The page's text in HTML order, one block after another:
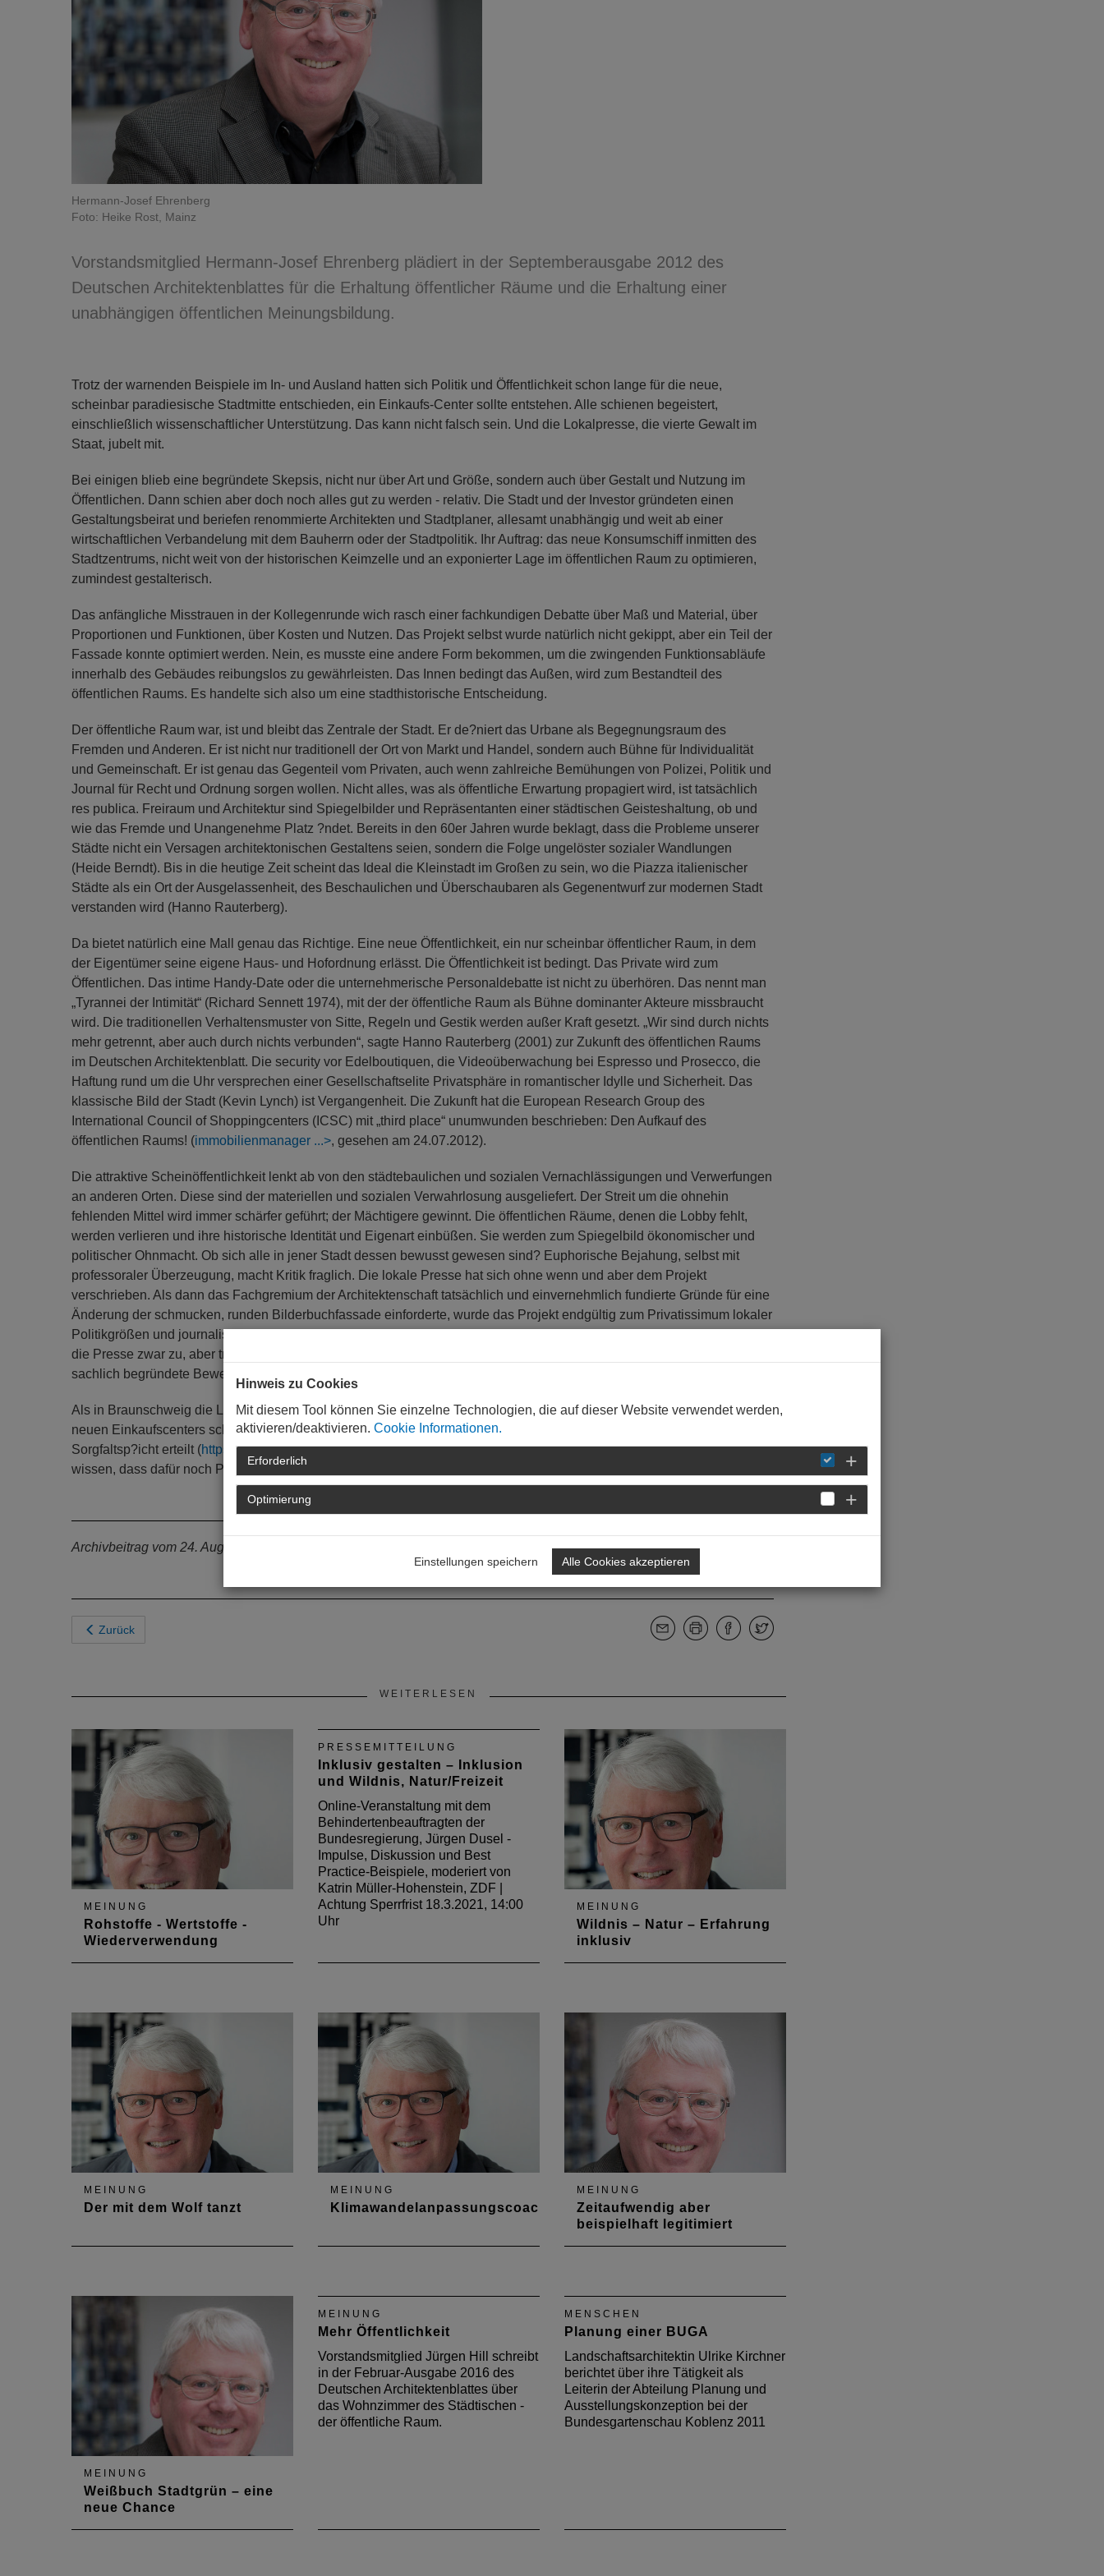
Hermann-Josef Ehrenberg
Foto: Heike Rost, Mainz
Vorstandsmitglied Hermann-Josef Ehrenberg plädiert in der Septemberausgabe 2012 des
Deutschen Architektenblattes für die Erhaltung öffentlicher Räume und die Erhaltung einer
unabhängigen öffentlichen Meinungsbildung.
Trotz der warnenden Beispiele im In- und Ausland hatten sich Politik und Öffentlichkeit schon lange für die neue,
scheinbar paradiesische Stadtmitte entschieden, ein Einkaufs-Center sollte entstehen. Alle schienen begeistert,
einschließlich wissenschaftlicher Unterstützung. Das kann nicht falsch sein. Und die Lokalpresse, die vierte Gewalt im
Staat, jubelt mit.
Bei einigen blieb eine begründete Skepsis, nicht nur über Art und Größe, sondern auch über Gestalt und Nutzung im
Öffentlichen. Dann schien aber doch noch alles gut zu werden - relativ. Die Stadt und der Investor gründeten einen
Gestaltungsbeirat und beriefen renommierte Architekten und Stadtplaner, allesamt unabhängig und weit ab einer
wirtschaftlichen Verbandelung mit dem Bauherrn oder der Stadtpolitik. Ihr Auftrag: das neue Konsumschiff inmitten des
Stadtzentrums, nicht weit von der historischen Keimzelle und an exponierter Lage im öffentlichen Raum zu optimieren,
zumindest gestalterisch.
Das anfängliche Misstrauen in der Kollegenrunde wich rasch einer fachkundigen Debatte über Maß und Material, über
Proportionen und Funktionen, über Kosten und Nutzen. Das Projekt selbst wurde natürlich nicht gekippt, aber ein Teil der
Fassade konnte optimiert werden. Nein, es musste eine andere Form bekommen, um die zwingenden Funktionsabläufe
innerhalb des Gebäudes reibungslos zu gewährleisten. Das Innen bedingt das Außen, wird zum Bestandteil des
öffentlichen Raums. Es handelte sich also um eine stadthistorische Entscheidung.
Der öffentliche Raum war, ist und bleibt das Zentrale der Stadt. Er de?niert das Urbane als Begegnungsraum des
Fremden und Anderen. Er ist nicht nur traditionell der Ort von Markt und Handel, sondern auch Bühne für Individualität
und Gemeinschaft. Er ist genau das Gegenteil vom Privaten, auch wenn zahlreiche Bemühungen von Polizei, Politik und
Journal für Recht und Ordnung sorgen wollen. Nicht alles, was als öffentliche Erwartung propagiert wird, ist tatsächlich
res publica. Freiraum und Architektur sind Spiegelbilder und Repräsentanten einer städtischen Geisteshaltung, ob und
wie das Fremde und Unangenehme Platz ?ndet. Bereits in den 60er Jahren wurde beklagt, dass die Probleme unserer
Städte nicht ein Versagen architektonischen Gestaltens seien, sondern die Folge ungelöster sozialer Wandlungen
(Heide Berndt). Bis in die heutige Zeit scheint das Ideal die Kleinstadt im Großen zu sein, wo die Piazza italienischer
Städte als ein Ort der Ausgelassenheit, des Beschaulichen und Überschaubaren als Gegenentwurf zur modernen Stadt
verstanden wird (Hanno Rauterberg).
Da bietet natürlich eine Mall genau das Richtige. Eine neue Öffentlichkeit, ein nur scheinbar öffentlicher Raum, in dem
der Eigentümer seine eigene Haus- und Hofordnung erlässt. Die Öffentlichkeit ist bedingt. Das Private wird zum
Öffentlichen. Das intime Handy-Date oder die unternehmerische Personaldebatte ist nicht zu überhören. Das nennt man
„Tyrannei der Intimität“ (Richard Sennett 1974), mit der der öffentliche Raum als Bühne dominanter Akteure missbraucht
wird. Die traditionellen Verhaltensmuster von Sitte, Regeln und Gestik werden außer Kraft gesetzt. „Wir sind durch nichts
mehr getrennt, aber auch durch nichts verbunden“, sagte Hanno Rauterberg (2001) zur Zukunft des öffentlichen Raums
im Deutschen Architektenblatt. Die security vor Edelboutiquen, die Videoüberwachung bei Espresso und Prosecco, die
Haftung rund um die Uhr versprechen einer Gesellschaftselite Privatsphäre in romantischer Idylle und Sicherheit. Das
klassische Bild der Stadt (Kevin Lynch) ist Vergangenheit. Die Zukunft hat die European Research Group des
International Council of Shoppingcenters (ICSC) mit „third place“ unumwunden beschrieben: Den Aufkauf des
öffentlichen Raums! (immobilienmanager , gesehen am 24.07.2012).
Die attraktive Scheinöffentlichkeit lenkt ab von den städtebaulichen und sozialen Vernachlässigungen und Verwerfungen
an anderen Orten. Diese sind der materiellen und sozialen Verwahrlosung ausgeliefert. Der Streit um die ohnehin
fehlenden Mittel wird immer schärfer geführt; der Mächtigere gewinnt. Die öffentlichen Räume, denen die Lobby fehlt,
werden verlieren und ihre historische Identität und Eigenart einbüßen. Sie werden zum Spiegelbild ökonomischer und
politischer Ohnmacht. Ob sich alle in jener Stadt dessen bewusst gewesen sind? Euphorische Bejahung, selbst mit
professoraler Überzeugung, macht Kritik fraglich. Die lokale Presse hat sich ohne wenn und aber dem Projekt
verschrieben. Als dann das Fachgremium der Architektenschaft tatsächlich und einvernehmlich fundierte Gründe für eine
Änderung der schmucken, runden Bilderbuchfassade einforderte, wurde das Projekt endgültig zum Privatissimum lokaler
Politikgrößen und journalistischer Meinungsmacher. „Das (…) Konzept mag aus fachlicher Sicht schlüssig sein“, gestand
die Presse zwar zu, aber trotzdem, der Bürger fühle sich „verhohnepiepelt“. Die öffentlich bestellte, einhellige und
sachlich begründete Bewertung der Baufachleute wurde von der vierten Gewalt ignoriert. Das ist Machtmissbrauch.
Als in Braunschweig die Lokalzeitung nicht genau und umfassend, zu euphemistisch über die dortige Ansiedlung des
neuen Einkaufscenters schrieb, wurde ihr 2005 vom Deutschen Presserat eine Rüge wegen fehlender journalistischer
Sorgfaltsp?icht erteilt (https://de.wikipedia.org/wiki/Braunschweiger_Zeitung
, gesehen am 22.07.2012). Es ist gut zu
wissen, dass dafür noch Platz im Öffentlichen Raum ist.
Archivbeitrag vom 24. August 2012
Zurück
WEITERLESEN
MEINUNG
Rohstoffe - Wertstoffe -
Wiederverwendung
PRESSEMITTEILUNG
Inklusiv gestalten – Inklusion
und Wildnis, Natur/Freizeit
Online-Veranstaltung mit dem
Behindertenbeauftragten der
Bundesregierung, Jürgen Dusel -
Impulse, Diskussion und Best
Practice-Beispiele, moderiert von
Katrin Müller-Hohenstein, ZDF |
Achtung Sperrfrist 18.3.2021, 14:00
Uhr
MEINUNG
Wildnis – Natur – Erfahrung
inklusiv
Januarausgabe des Deutschen
Architektenblattes 2021
MEINUNG
Der mit dem Wolf tanzt
MEINUNG
Klimawandelanpassungscoaching
MEINUNG
Zeitaufwendig aber
beispielhaft legitimiert
Vertreterversammlung.
MEINUNG
Weißbuch Stadtgrün – eine
neue Chance
MEINUNG
Mehr Öffentlichkeit
Vorstandsmitglied Jürgen Hill schreibt
in der Februar-Ausgabe 2016 des
Deutschen Architektenblattes über
das Wohnzimmer des Städtischen -
der öffentliche Raum.
MENSCHEN
Planung einer BUGA
Landschaftsarchitektin Ulrike Kirchner
berichtet über ihre Tätigkeit als
Leiterin der Abteilung Planung und
Ausstellungskonzeption bei der
Bundesgartenschau Koblenz 2011
Hinweis zu Cookies
Mit diesem Tool können Sie einzelne Technologien, die auf dieser Website verwendet werden,
aktivieren/deaktivieren. Cookie Informationen.
Erforderlich
Optimierung
Einstellungen speichern Alle Cookies akzeptieren